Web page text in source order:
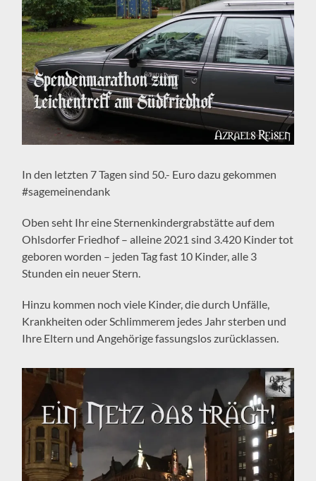
In den letzten 7 Tagen sind 50.- Euro dazu gekommen
#sagemeinendank
Oben seht Ihr eine Sternenkindergrabstätte auf dem
Ohlsdorfer Friedhof – alleine 2021 sind 3.420 Kinder tot
geboren worden – jeden Tag fast 10 Kinder, alle 3
Stunden ein neuer Stern.
Hinzu kommen noch viele Kinder, die durch Unfälle,
Krankheiten oder Schlimmerem jedes Jahr sterben und
Ihre Eltern und Angehörige fassungslos zurücklassen.